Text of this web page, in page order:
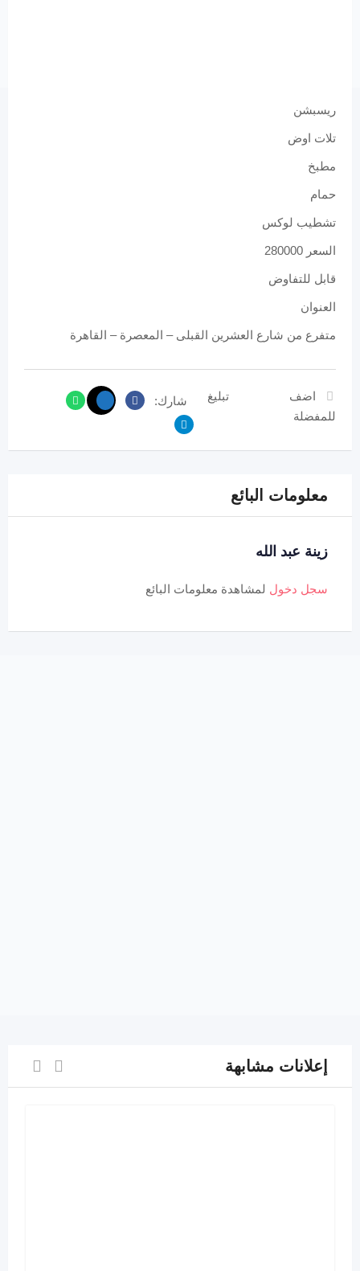
ريسبشن
تلات اوض
مطبخ
حمام
تشطيب لوكس
السعر 280000
قابل للتفاوض
العنوان
متفرع من شارع العشرين القبلى – المعصرة – القاهرة
اضف
للمفضلة
تبليغ شارك:
معلومات البائع
زينة عبد الله
سجل دخول لمشاهدة معلومات البائع
إعلانات مشابهة